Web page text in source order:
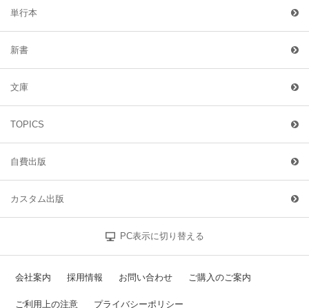
単行本
新書
文庫
TOPICS
自費出版
カスタム出版
PC表示に切り替える
会社案内 採用情報 お問い合わせ ご購入のご案内
ご利用上の注意 プライバシーポリシー